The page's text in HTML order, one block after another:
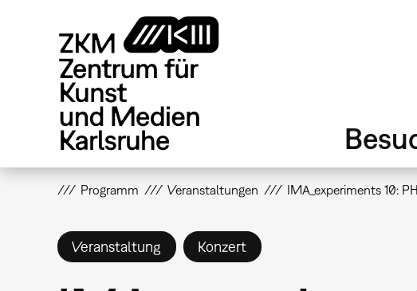
Programm Veranstaltungen IMA_experiments 10:
Veranstaltung Konzert